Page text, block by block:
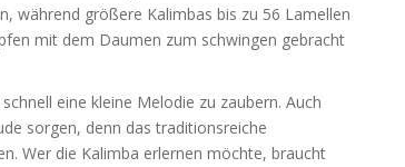
während größere Kalimbas bis zu 56 Lamellen
mit dem Daumen zum schwingen gebracht
eine kleine Melodie zu zaubern. Auch
sorgen, denn das traditionsreiche
Wer die Kalimba erlernen möchte, braucht